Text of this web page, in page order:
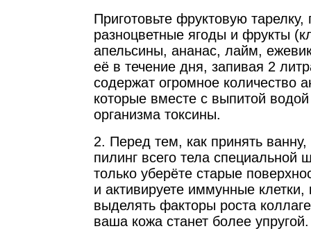
Приготовьте фруктовую
разноцветные ягоды и фрукты
апельсины, ананас, лайм,
её в течение дня, запивая 2
содержат огромное количество
которые вместе с выпитой
организма токсины.
2. Перед тем, как принять ванну,
пилинг всего тела специальной
только уберёте старые
и активируете иммунные клетки,
выделять факторы роста
ваша кожа станет более упругой.